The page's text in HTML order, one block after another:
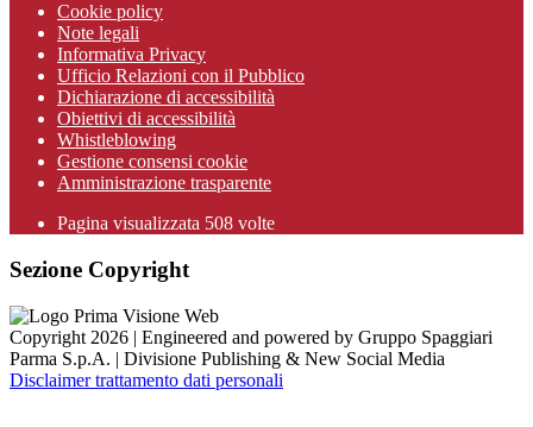
Cookie policy
Note legali
Informativa Privacy
Ufficio Relazioni con il Pubblico
Dichiarazione di accessibilità
Obiettivi di accessibilità
Whistleblowing
Gestione consensi cookie
Amministrazione trasparente
Pagina visualizzata 508 volte
Sezione Copyright
Copyright 2026 | Engineered and powered by Gruppo Spaggiari
Parma S.p.A. | Divisione Publishing & New Social Media
Disclaimer trattamento dati personali